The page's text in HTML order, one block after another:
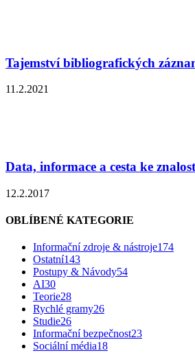
Tajemství bibliografických
11.2.2021
Data, informace a cesta ke
12.2.2017
OBLÍBENÉ KATEGORIE
Informační zdroje & nástroje174
Ostatní143
Postupy & Návody54
AI30
Teorie28
Rychlé gramy26
Studie26
Informační bezpečnost23
Sociální média18